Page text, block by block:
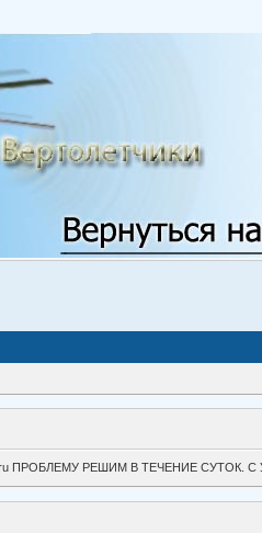
ПРОБЛЕМУ РЕШИМ В ТЕЧЕНИЕ